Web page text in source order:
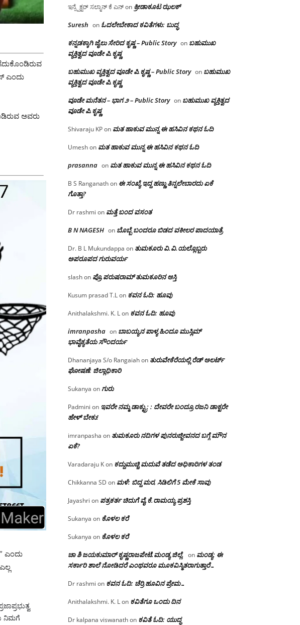
ಎಂದು
ಅವರು
ಎಂದು
ನಿಮಗೆ
ಇನ್ಸ್ಪೆಕ್ಟರ್ ಸಲ್ಮಾನ್ ಕೆ ಎನ್on ಕ್ರೀಡಾಕೂಟ ಝಲಕ್
Suresh on ಓದಲೇಬೇಕಾದ‌ ಕವಿತೆಗಳು: ಬುದ್ಧ
ಕನ್ನಡಕ್ಕಾಗಿ ಜೈಲು ಸೇರಿದ ಕೃಷ್ಣ – Public Story on ಬಹುಮುಖ
ವ್ಯಕ್ತಿತ್ವದ ವೂಡೇ ಪಿ.ಕೃಷ್ಣ
ಬಹುಮುಖ ವ್ಯಕ್ತಿತ್ವದ ವೂಡೇ ಪಿ.ಕೃಷ್ಣ – Public Story on ಬಹುಮುಖ
ವ್ಯಕ್ತಿತ್ವದ ವೂಡೇ ಪಿ.ಕೃಷ್ಣ
ವೂಡೇ ಮನೆತನ – ಭಾಗ ೨ – Public Story on ಬಹುಮುಖ ವ್ಯಕ್ತಿತ್ವದ
ವೂಡೇ ಪಿ.ಕೃಷ್ಣ
Shivaraju KPon ಮತ ಹಾಕುವ ಮುನ್ನ ಈ ಹಸಿವಿನ ಕಥನ ಓದಿ
Umeshon ಮತ ಹಾಕುವ ಮುನ್ನ ಈ ಹಸಿವಿನ ಕಥನ ಓದಿ
prasanna on ಮತ ಹಾಕುವ ಮುನ್ನ ಈ ಹಸಿವಿನ ಕಥನ ಓದಿ
B S Ranganathon ಈ ಸಂಖ್ಯೆ ಇದ್ದ ಹಣ್ಣು ತಿನ್ನಲೇಬಾರದು ಏಕೆ
ಗೊತ್ತಾ?
Dr rashmi on ಮತ್ತೆ ಬಂದ ವಸಂತ
B N NAGESH on ಬೊಬ್ಬೆ ಬಂದರೂ ಬಿಡದ ವಕೀಲರ ಪಾದಯಾತ್ರೆ
Dr. B L Mukundappa on ತುಮಕೂರು‌ ವಿ.ವಿ.ಯಲ್ಲೊಬ್ಬರು
ಅಪರೂಪದ ಗುರುವರ್ಯ
slashon ಪ್ರೊ.ಪರುಷರಾಮ್ ತುಮಕೂರಿನ ಆಸ್ತಿ
Kusum prasad T.Lon ಕವನ ಓದಿ: ಹೂವು
Anithalakshmi. K. Lon ಕವನ ಓದಿ: ಹೂವು
imranpasha on ಬಾಬಯ್ಯನ ಪಾಳ್ಯ ಹಿಂದೂ ಮುಸ್ಲಿಮ್
ಭಾವೈಕ್ಯತೆಯ ಸೌಂದರ್ಯ
Dhananjaya S/o Rangaiahon ತುರುವೇಕೆರೆಯಲ್ಲಿ ರೆಡ್ ಅಲರ್ಟ್
ಘೋಷಣೆ: ಜಿಲ್ಲಾಧಿಕಾರಿ
Sukanya onಗುರು
Padmini on ಇವರೇ ನಮ್ಮ ಡಾಕ್ಟ್ರು; : ದೇವರೇ ಬಂದ್ರೂ ರಜನಿ ಡಾಕ್ಟರೇ
ಹೇಳ್ ಬೇಕು!
imranpasha on ತುಮಕೂರು ನದಿಗಳ ಪುನರುಜ್ಜೀವನದ ಬಗ್ಗೆ ಮೌನ
ಏಕೆ?
Varadaraju Kon ಕದ್ದುಮುಚ್ಚಿ ಮದುವೆ ತಡೆದ ಅಧಿಕಾರಿಗಳ ತಂಡ
Chikkanna SD on ಮಳೆ: ಬಿದ್ದ ಮರ, ಸಿಡಿಲಿಗೆ 5 ಮೇಕೆ ಸಾವು
Jayashri on ಪತ್ರಕರ್ತ ಚಿದುಗೆ ವೈ.ಕೆ.ರಾಮಯ್ಯ ಪ್ರಶಸ್ತಿ
Sukanya on ಕೊಳಲ ಕರೆ
Sukanya on ಕೊಳಲ ಕರೆ
ಚಾ ಶಿ ಜಯಕುಮಾರ್ ಕೃಷ್ಣರಾಜಪೇಟೆ.ಮಂಡ್ಯ ಜಿಲ್ಲೆ. on ಮಂಡ್ಯ: ಈ
ಸರ್ಕಾರಿ ಶಾಲೆ ನೋಡಿದರೆ ಎಂಥವರೂ ಮೂಕವಿಸ್ಮಿತರಾಗುತ್ತಾರೆ…
Dr rashmi on ಕವನ ಓದಿ: ಚೆರ್ರಿ ಹೂವಿನ ಪ್ರೇಮ…
Anithalakshmi. K. Lon ಕವಿತೆಗೂ ಒಂದು ದಿನ
Dr kalpana viswanathon ಕವಿತೆ ಓದಿ: ಯುದ್ಧ